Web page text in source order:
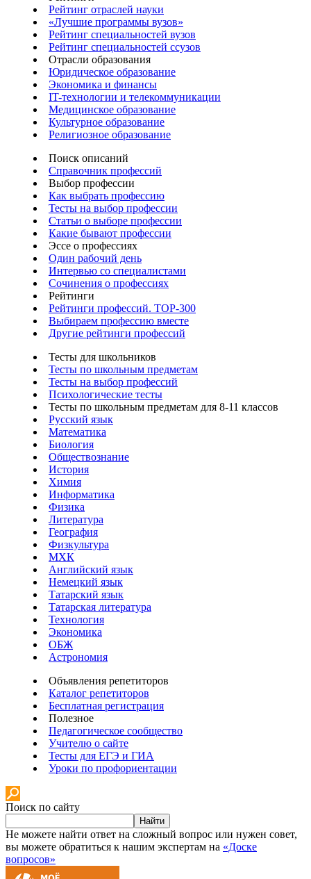
Рейтинг отраслей науки
«Лучшие программы вузов»
Рейтинг специальностей вузов
Рейтинг специальностей ссузов
Отрасли образования
Юридическое образование
Экономика и финансы
IT-технологии и телекоммуникации
Медицинское образование
Культурное образование
Религиозное образование
Поиск описаний
Справочник профессий
Выбор профессии
Как выбрать профессию
Тесты на выбор профессии
Статьи о выборе профессии
Какие бывают профессии
Эссе о профессиях
Один рабочий день
Интервью со специалистами
Сочинения о профессиях
Рейтинги
Рейтинги профессий. TOP-300
Выбираем профессию вместе
Другие рейтинги профессий
Тесты для школьников
Тесты по школьным предметам
Тесты на выбор профессий
Психологические тесты
Тесты по школьным предметам для 8-11 классов
Русский язык
Математика
Биология
Обществознание
История
Химия
Информатика
Физика
Литература
География
Физкультура
МХК
Английский язык
Немецкий язык
Татарский язык
Татарская литература
Технология
Экономика
ОБЖ
Астрономия
Объявления репетиторов
Каталог репетиторов
Бесплатная регистрация
Полезное
Педагогическое сообщество
Учителю о сайте
Тесты для ЕГЭ и ГИА
Уроки по профориентации
Поиск по сайту
Найти
Не можете найти ответ на сложный вопрос или нужен совет,
вы можете обратиться к нашим экспертам на «Доске
вопросов»